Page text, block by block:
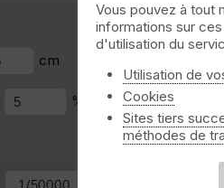
cm
%
Vous pouvez à tout
informations sur
d'utilisation du
Utilisation de
Cookies
Sites tiers
méthodes de